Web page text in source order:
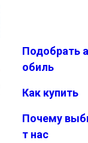
Избранн
Меню
Подобрать
обиль
Как купить
Почему
т нас
ряд
WAGON